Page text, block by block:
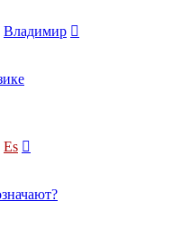
Владимир
Es